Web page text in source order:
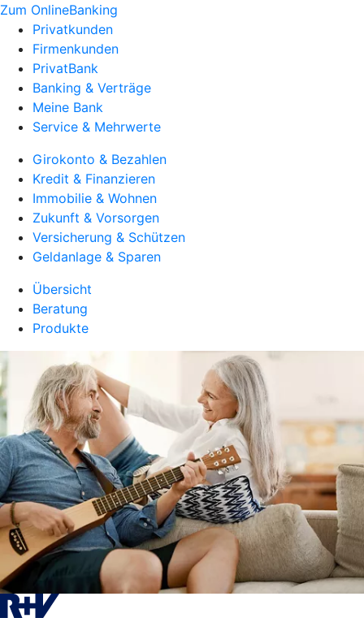
Zum OnlineBanking
Privatkunden
Firmenkunden
PrivatBank
Banking & Verträge
Meine Bank
Service & Mehrwerte
Girokonto & Bezahlen
Kredit & Finanzieren
Immobilie & Wohnen
Zukunft & Vorsorgen
Versicherung & Schützen
Geldanlage & Sparen
Übersicht
Beratung
Produkte